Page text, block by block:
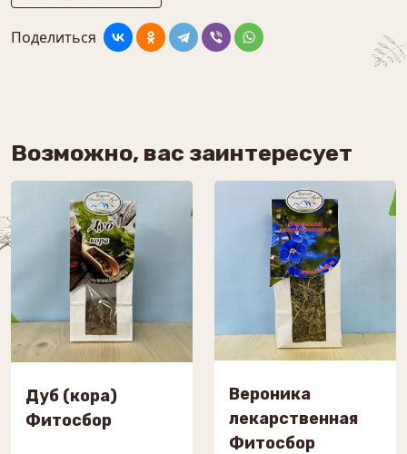
Поделиться
Возможно, вас заинтересует
Дуб (кора)
Фитосбор
Вероника
лекарственная
Фитосбор